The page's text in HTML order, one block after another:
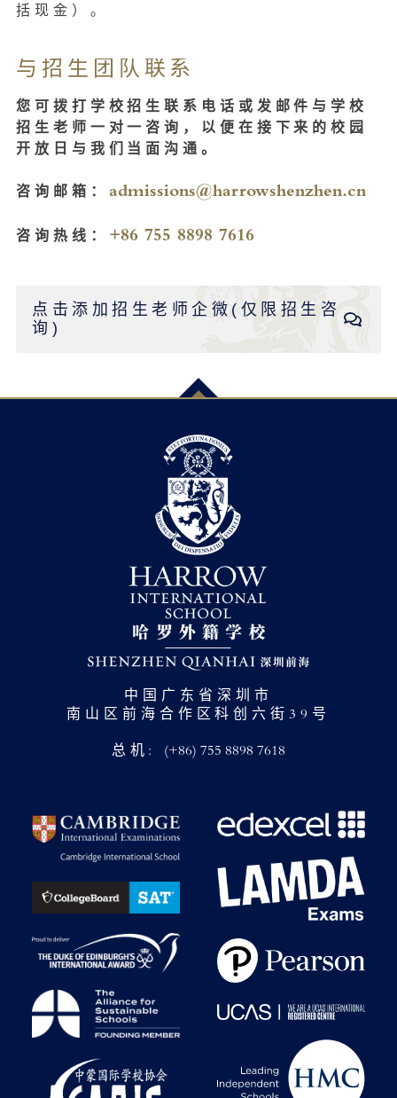
括现金）。
与招生团队联系
您可拨打学校招生联系电话或发邮件与学校
招生老师一对一咨询，以便在接下来的校园
开放日与我们当面沟通。
咨询邮箱： admissions@harrowshenzhen.cn
咨询热线： +86 755 8898 7616
点击添加招生老师企微(仅限招生咨
询)
中国广东省深圳市
南山区前海合作区科创六街39号
总机: (+86) 755 8898 7618